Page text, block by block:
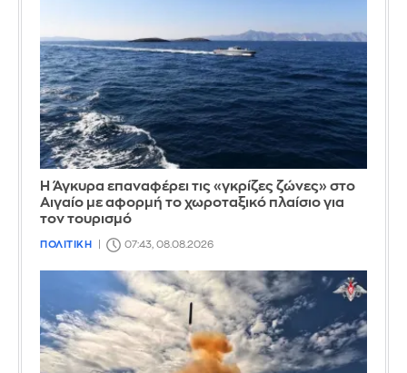
Η Άγκυρα επαναφέρει τις «γκρίζες ζώνες» στο
Αιγαίο με αφορμή το χωροταξικό πλαίσιο για
τον τουρισμό
ΠΟΛΙΤΙΚΗ 07:43, 08.08.2026